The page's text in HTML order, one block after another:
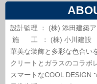
設計監理 ： (株) 添田建築
施 工 ： (株) 小川建設
華美な装飾と多彩な色合い
クリートとガラスのコラボ
スマートなCOOL DESIGN